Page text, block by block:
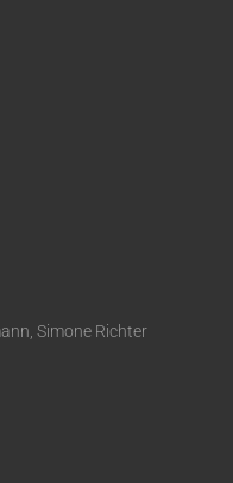
Simone Richter